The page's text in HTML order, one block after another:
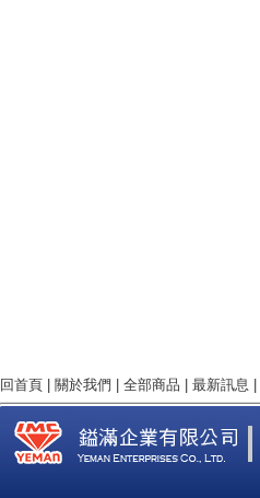
回首頁 | 關於我們 | 全部商品 | 最新訊息 |